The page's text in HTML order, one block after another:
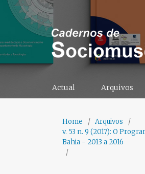
Actual Arquivos
Home / Arquivos
/
v. 53 n. 9 (2017): O
Bahia - 2013 a 2016
/